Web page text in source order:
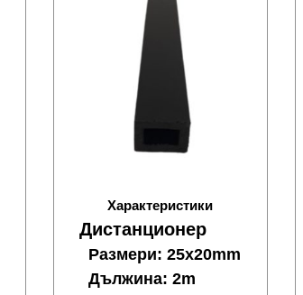
Характеристики
Дистанционер
Размери: 25x20mm
Дължина: 2m